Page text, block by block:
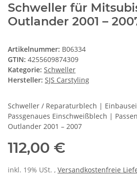
Schweller für
Outlander 2001 –
Artikelnummer: B06334
GTIN: 4255609874309
Kategorie: Schweller
Hersteller: SJS Carstyling
Schweller / Reparaturblech |
Passgenaues Einschweißblech |
Outlander 2001 – 2007
112,00 €
inkl. 19% USt. , Versandkostenfreie